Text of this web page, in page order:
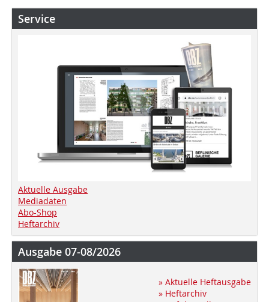
Service
Aktuelle Ausgabe
Mediadaten
Abo-Shop
Heftarchiv
Ausgabe 07-08/2026
» Aktuelle Heftausgabe
» Heftarchiv